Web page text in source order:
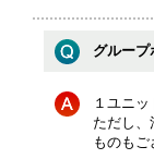
グループ
１ユニ
ただし
ものもご